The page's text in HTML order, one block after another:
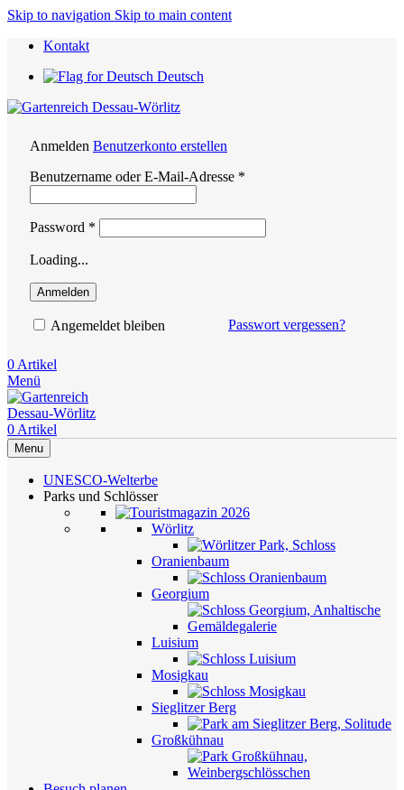
Skip to navigation Skip to main content
Kontakt
Deutsch
Anmelden Benutzerkonto erstellen
Benutzername oder E-Mail-Adresse *
Password *
Loading...
Anmelden
Passwort vergessen?
Angemeldet bleiben
0 Artikel
Menü
0 Artikel
Menu
UNESCO-Welterbe
Parks und Schlösser
Wörlitz
Oranienbaum
Georgium
Luisium
Mosigkau
Sieglitzer Berg
Großkühnau